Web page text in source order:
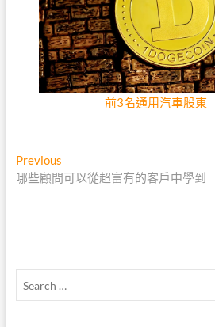
前3名通用汽車股東
文
章
PreviousPrevious
post:
哪些顧問可以從超富有的客戶中學到